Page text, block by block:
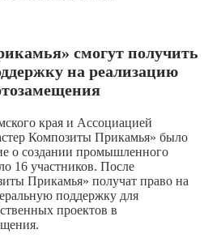
смогут получить
на реализацию
края и Ассоциацией
Композиты Прикамья» было
о создании промышленного
16 участников. После
Прикамья» получат право на
поддержку для
проектов в